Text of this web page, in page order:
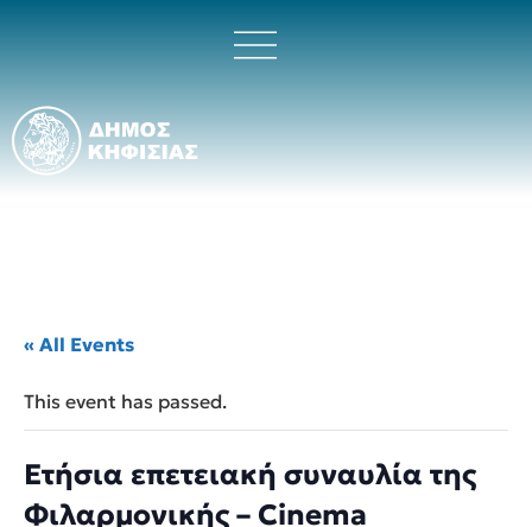
« All Events
This event has passed.
Ετήσια επετειακή συναυλία της
Φιλαρμονικής – Cinema